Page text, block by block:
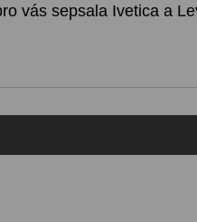
vás sepsala Ivetica a